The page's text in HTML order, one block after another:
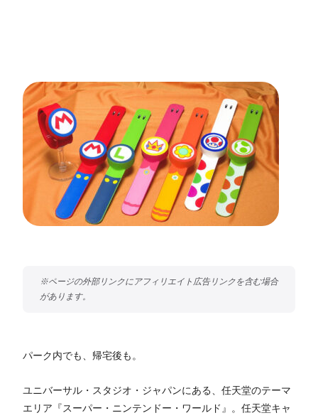
パーク内でも、帰宅後も。
ユニバーサル・スタジオ・ジャパンにある、任天堂のテーマ
エリア『スーパー・ニンテンドー・ワールド』。任天堂キャ